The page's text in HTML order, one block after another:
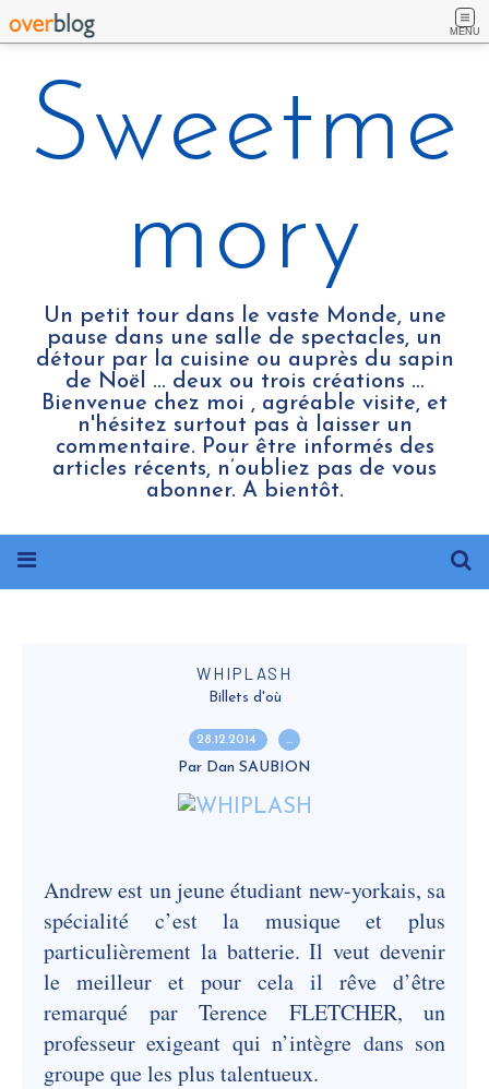
MENU
Sweetme
mory
Un petit tour dans le vaste Monde, une
pause dans une salle de spectacles, un
détour par la cuisine ou auprès du sapin
de Noël ... deux ou trois créations …
Bienvenue chez moi , agréable visite, et
n'hésitez surtout pas à laisser un
commentaire. Pour être informés des
articles récents, n’oubliez pas de vous
abonner. A bientôt.
WHIPLASH
Billets d'où
28.12.2014 …
Par Dan SAUBION
Andrew est un jeune étudiant new-yorkais, sa
spécialité c’est la musique et plus
particulièrement la batterie. Il veut devenir
le meilleur et pour cela il rêve d’être
remarqué par Terence FLETCHER, un
professeur exigeant qui n’intègre dans son
groupe que les plus talentueux.